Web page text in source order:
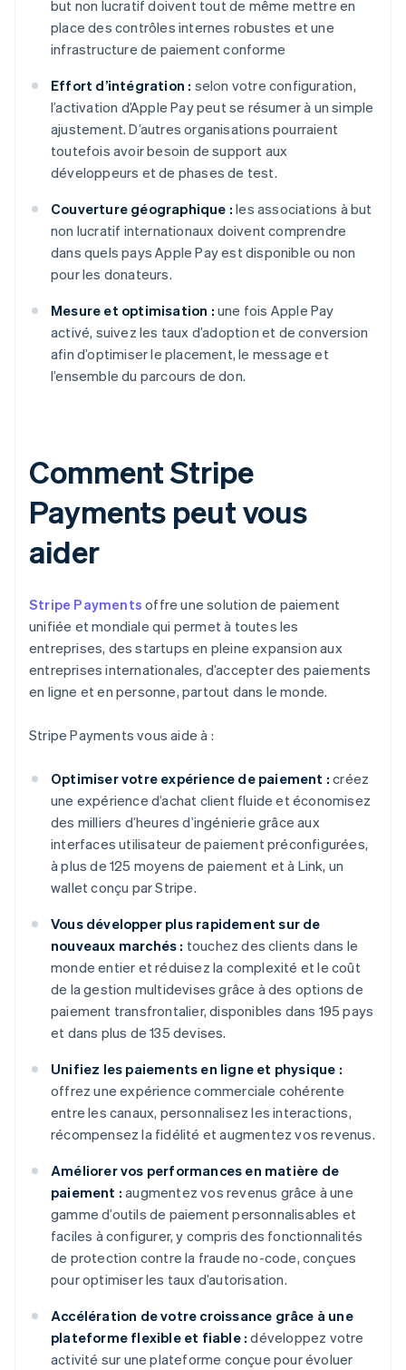
but non lucratif doivent tout de même mettre en
place des contrôles internes robustes et une
infrastructure de paiement conforme
Effort d’intégration : selon votre configuration,
l’activation d’Apple Pay peut se résumer à un simple
ajustement. D’autres organisations pourraient
toutefois avoir besoin de support aux
développeurs et de phases de test.
Couverture géographique : les associations à but
non lucratif internationaux doivent comprendre
dans quels pays Apple Pay est disponible ou non
pour les donateurs.
Mesure et optimisation : une fois Apple Pay
activé, suivez les taux d’adoption et de conversion
afin d’optimiser le placement, le message et
l’ensemble du parcours de don.
Comment Stripe
Payments peut vous
aider
Stripe Payments offre une solution de paiement
unifiée et mondiale qui permet à toutes les
entreprises, des startups en pleine expansion aux
entreprises internationales, d’accepter des paiements
en ligne et en personne, partout dans le monde.
Stripe Payments vous aide à :
Optimiser votre expérience de paiement : créez
une expérience d’achat client fluide et économisez
des milliers d’heures d’ingénierie grâce aux
interfaces utilisateur de paiement préconfigurées,
à plus de 125 moyens de paiement et à Link, un
wallet conçu par Stripe.
Vous développer plus rapidement sur de
nouveaux marchés : touchez des clients dans le
monde entier et réduisez la complexité et le coût
de la gestion multidevises grâce à des options de
paiement transfrontalier, disponibles dans 195 pays
et dans plus de 135 devises.
Unifiez les paiements en ligne et physique :
offrez une expérience commerciale cohérente
entre les canaux, personnalisez les interactions,
récompensez la fidélité et augmentez vos revenus.
Améliorer vos performances en matière de
paiement : augmentez vos revenus grâce à une
gamme d’outils de paiement personnalisables et
faciles à configurer, y compris des fonctionnalités
de protection contre la fraude no-code, conçues
pour optimiser les taux d’autorisation.
Accélération de votre croissance grâce à une
plateforme flexible et fiable : développez votre
activité sur une plateforme conçue pour évoluer